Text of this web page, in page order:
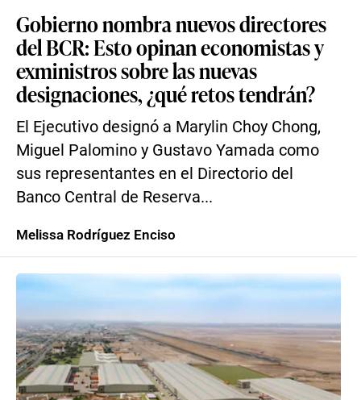
Gobierno nombra nuevos directores
del BCR: Esto opinan economistas y
exministros sobre las nuevas
designaciones, ¿qué retos tendrán?
El Ejecutivo designó a Marylin Choy Chong,
Miguel Palomino y Gustavo Yamada como
sus representantes en el Directorio del
Banco Central de Reserva...
Melissa Rodríguez Enciso